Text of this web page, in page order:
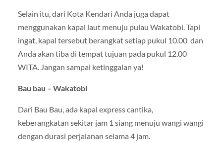
Selain itu, dari Kota Kendari Anda juga dapat
menggunakan kapal laut menuju pulau Wakatobi. Tapi
ingat, kapal tersebut berangkat setiap pukul 10.00 dan
Anda akan tiba di tempat tujuan pada pukul 12.00
WITA. Jangan sampai ketinggalan ya!
Bau bau – Wakatobi
Dari Bau Bau, ada kapal express cantika,
keberangkatan sekitar jam 1 siang menuju wangi wangi
dengan durasi perjalanan selama 4 jam.